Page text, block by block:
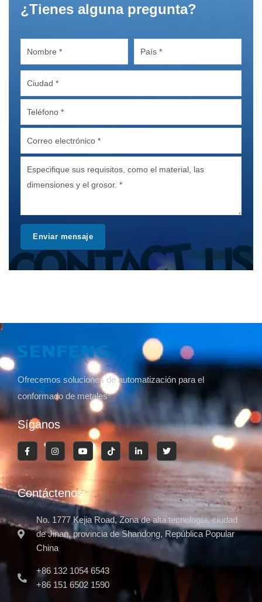
¿Tienes alguna pregunta?
Enviar mensaje
Ofrecemos soluciones de automatización para el
conformado de metales
Síganos
Contáctenos
No. 1777 Kejia Road, Zona de alta tecnología, ciudad
de Jinan, provincia de Shandong, República Popular
China
+86 132 1054 6543
+86 151 6502 1590